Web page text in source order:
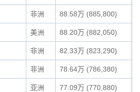
非洲 88.58万 (885,800)
美洲 88.20万 (882,050)
非洲 82.33万 (823,290)
非洲 78.64万 (786,380)
亚洲 77.09万 (770,880)